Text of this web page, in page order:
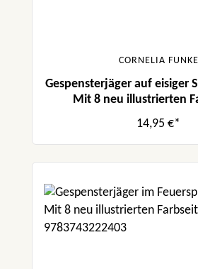
CORNELIA FUNKE
Gespensterjäger auf eisiger
Mit 8 neu illustrierten
14,95 €*